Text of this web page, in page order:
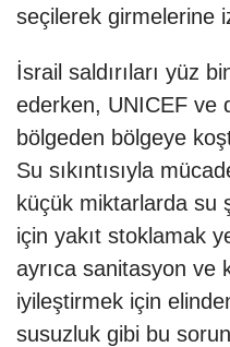
seçilerek girmelerine
İsrail saldırıları yüz
ederken, UNICEF ve
bölgeden bölgeye
Su sıkıntısıyla
küçük miktarlarda su
için yakıt stoklamak
ayrıca sanitasyon ve
iyileştirmek için
susuzluk gibi bu